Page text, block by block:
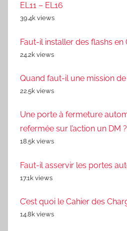
EL11 – EL16
39.4k views
Faut-il installer des flashs en
24.2k views
Quand faut-il une mission de
22.5k views
Une porte à fermeture
refermée sur l’action un DM ?
18.5k views
Faut-il asservir les portes
17.1k views
C’est quoi le Cahier des
14.8k views